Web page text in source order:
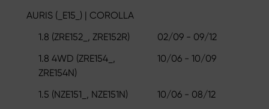
AURIS (_E15_) | COROLLA
1.8 (ZRE152_, ZRE152R)
02/09 - 09/12
1.8 4WD (ZRE154_,
ZRE154N)
10/06 - 10/09
1.5 (NZE151_, NZE151N)
10/06 - 08/12